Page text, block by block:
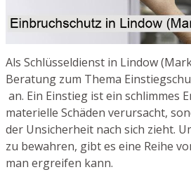
Als Schlüsseldienst in Lindow
Beratung zum Thema
an. Ein Einstieg ist ein schlimmes
materielle Schäden verursacht,
der Unsicherheit nach sich zieht.
zu bewahren, gibt es eine Reihe
man ergreifen kann.